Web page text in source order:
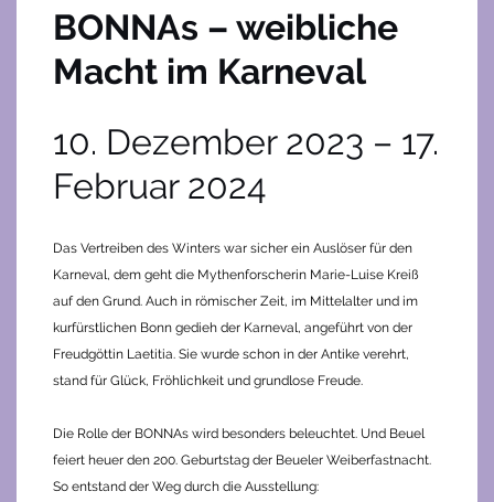
BONNAs – weibliche
Macht im Karneval
10. Dezember 2023 – 17.
Februar 2024
Das Vertreiben des Winters war sicher ein Auslöser für den
Karneval, dem geht die Mythenforscherin Marie-Luise Kreiß
auf den Grund. Auch in römischer Zeit, im Mittelalter und im
kurfürstlichen Bonn gedieh der Karneval, angeführt von der
Freudgöttin Laetitia. Sie wurde schon in der Antike verehrt,
stand für Glück, Fröhlichkeit und grundlose Freude.
Die Rolle der BONNAs wird besonders beleuchtet. Und Beuel
feiert heuer den 200. Geburtstag der Beueler Weiberfastnacht.
So entstand der Weg durch die Ausstellung: